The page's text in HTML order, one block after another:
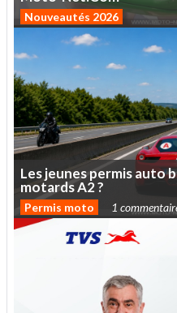
Nouveautés 2026
Lesjeunespermisauto
motardsA2?
Permis moto 1